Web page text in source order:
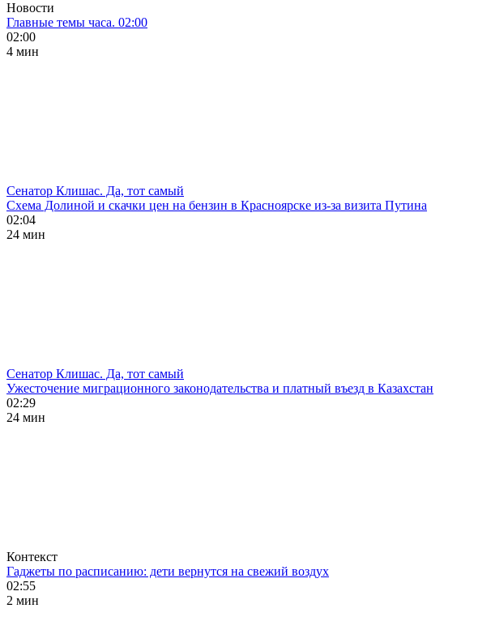
Новости
Главные темы часа. 02:00
02:00
4 мин
Сенатор Клишас. Да, тот самый
Схема Долиной и скачки цен на бензин в Красноярске из-за визита Путина
02:04
24 мин
Сенатор Клишас. Да, тот самый
Ужесточение миграционного законодательства и платный въезд в Казахстан
02:29
24 мин
Контекст
Гаджеты по расписанию: дети вернутся на свежий воздух
02:55
2 мин